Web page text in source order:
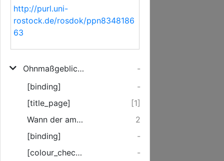
http://purl.uni-
rostock.de/rosdok/ppn8348186
63
Ohnmaßgebliche Anleitung, Wie an dem von Seiner Hoch-Fürstlichen Durchleuchtigkeit, Dem Regirenden Herren Herzoge zu Meklenburg, Nach denen von Gott gnädigst- verhüteten sonst hochbesorglichen Land-Plagen, und insonderheit Nach abgekehrter Gefahr Der Pest, Höchst-Preißlich angeordneten, und auf den Sonntag Rogate dieses 1710. Jahrs gelegeten Dank-Tage, im öffentlichen Gottes-Dienst Hoch-Fürstlicher Gnädigster Vorschrift zu bässerer Folge ordentlich möge verfaren werden
-
[binding]
-
[title_page]
[1]
Wann der am 3. Maji dieses Jahrs gnädigst ...
2
[binding]
-
[colour_checker]
-